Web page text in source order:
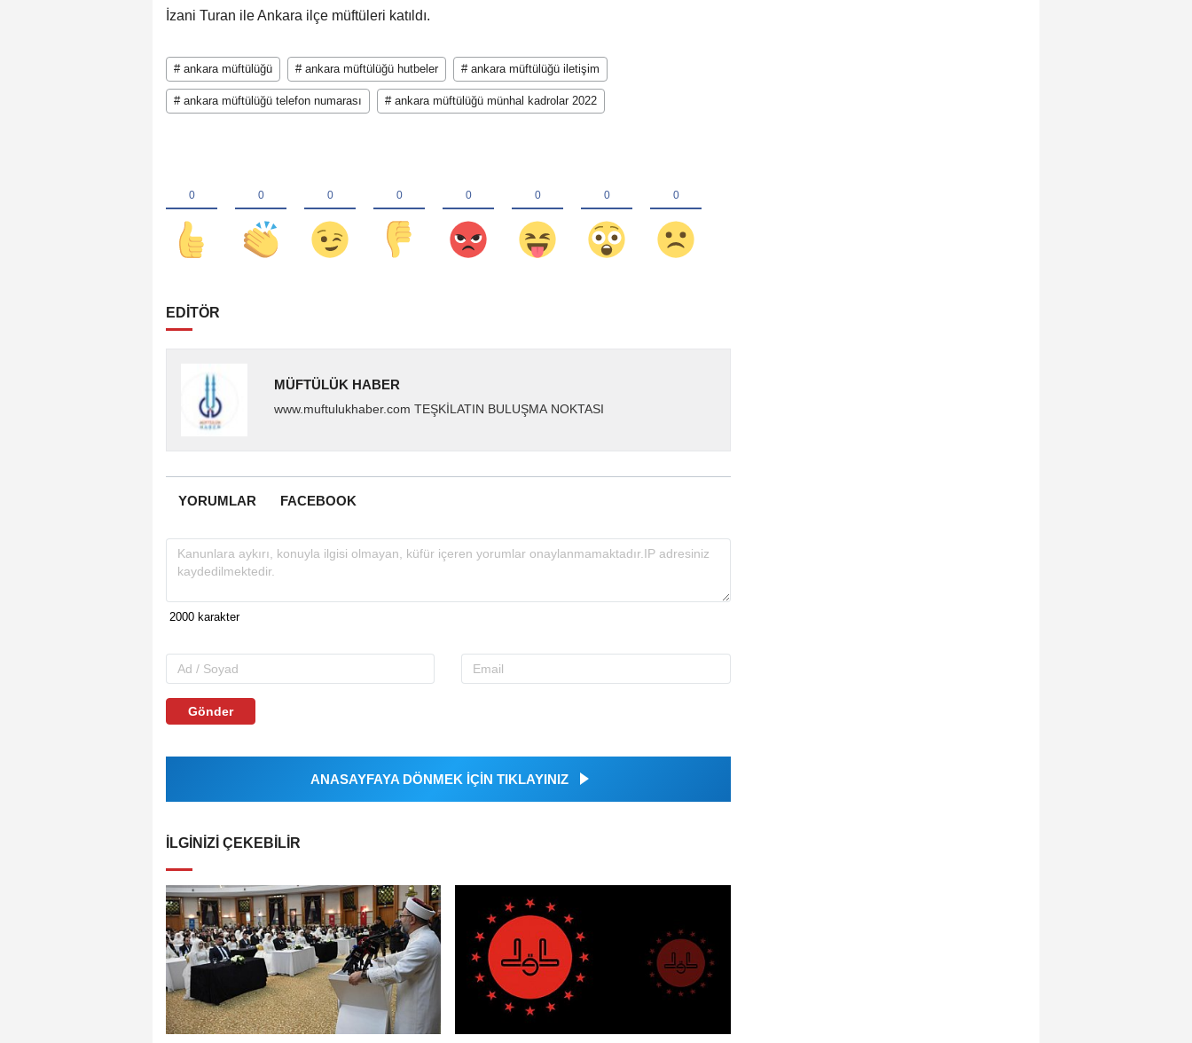
İzani Turan ile Ankara ilçe müftüleri katıldı.
# ankara müftülüğü # ankara müftülüğü hutbeler # ankara müftülüğü iletişim
# ankara müftülüğü telefon numarası # ankara müftülüğü münhal kadrolar 2022
EDİTÖR
MÜFTÜLÜK HABER
www.muftulukhaber.com TEŞKİLATIN BULUŞMA NOKTASI
YORUMLAR FACEBOOK
Gönder
ANASAYFAYA DÖNMEK İÇİN TIKLAYINIZ
İLGINIZI ÇEKEBILIR